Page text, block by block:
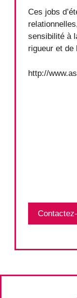
Ces jobs
sensibilité à
rigueur et de
http://